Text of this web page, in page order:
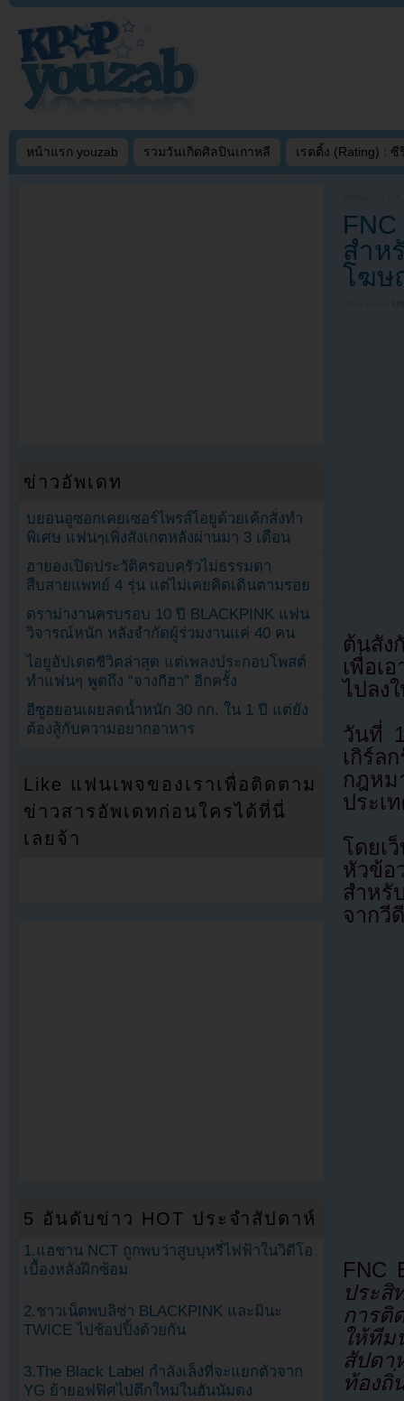
หน้าแรก youzab รวมวันเกิดศิลปินเกาหลี เรตติ้ง (Rating) : ซี
สำห
โฆษ
ต้นสัง
เพื่อเ
ไปลง
วันที่
เกิร์ล
กฎหม
ประเ
โดยเ
หัวข้อ
สำหรั
จากวี
FNC
ประสิ
การติ
ให้ที
สัปดา
ท้องถิ่
ข่าวอัพเดท
บยอนอูซอกเคยเซอร์ไพรส์ไอยูด้วยเค้กสั่งทำ
พิเศษ แฟนๆเพิ่งสังเกตหลังผ่านมา 3 เดือน
ฮายองเปิดประวัติครอบครัวไม่ธรรมดา
สืบสายแพทย์ 4 รุ่น แต่ไม่เคยคิดเดินตามรอย
ดราม่างานครบรอบ 10 ปี BLACKPINK แฟน
วิจารณ์หนัก หลังจำกัดผู้ร่วมงานแค่ 40 คน
ไอยูอัปเดตชีวิตล่าสุด แต่เพลงประกอบโพสต์
ทำแฟนๆ พูดถึง “จางกีฮา” อีกครั้ง
อีซูฮยอนเผยลดน้ำหนัก 30 กก. ใน 1 ปี แต่ยัง
ต้องสู้กับความอยากอาหาร
Like แฟนเพจของเราเพื่อติดตาม
ข่าวสารอัพเดทก่อนใครได้ที่นี่
เลยจ้า
5 อันดับข่าว HOT ประจำสัปดาห์
1.แฮชาน NCT ถูกพบว่าสูบบุหรี่ไฟฟ้าในวิดีโอ
เบื้องหลังฝึกซ้อม
2.ชาวเน็ตพบลิซ่า BLACKPINK และมินะ
TWICE ไปช้อปปิ้งด้วยกัน
3.The Black Label กำลังเล็งที่จะแยกตัวจาก
YG ย้ายอฟฟิศไปตึกใหม่ในฮันนัมดง